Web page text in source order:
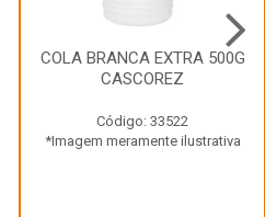
COLA BRANCA EXTRA 500G
CASCOREZ
Código: 33522
*Imagem meramente ilustrativa